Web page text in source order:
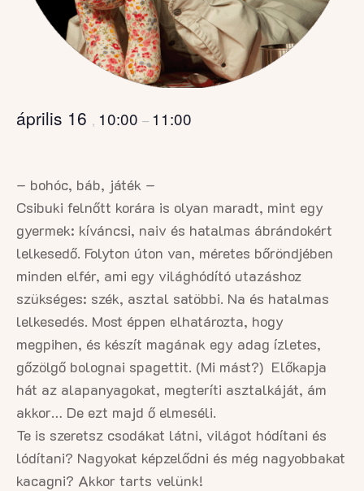
április 16 , 10:00 – 11:00
– bohóc, báb, játék –
Csibuki felnőtt korára is olyan maradt, mint egy
gyermek: kíváncsi, naiv és hatalmas ábrándokért
lelkesedő. Folyton úton van, méretes bőröndjében
minden elfér, ami egy világhódító utazáshoz
szükséges: szék, asztal satöbbi. Na és hatalmas
lelkesedés. Most éppen elhatározta, hogy
megpihen, és készít magának egy adag ízletes,
gőzölgő bolognai spagettit. (Mi mást?) Előkapja
hát az alapanyagokat, megteríti asztalkáját, ám
akkor… De ezt majd ő elmeséli.
Te is szeretsz csodákat látni, világot hódítani és
lódítani? Nagyokat képzelődni és még nagyobbakat
kacagni? Akkor tarts velünk!